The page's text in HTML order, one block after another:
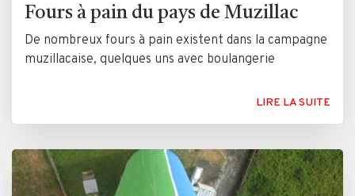
Fours à pain du pays de Muzillac
De nombreux fours à pain existent dans la campagne
muzillacaise, quelques uns avec boulangerie
LIRE LA SUITE